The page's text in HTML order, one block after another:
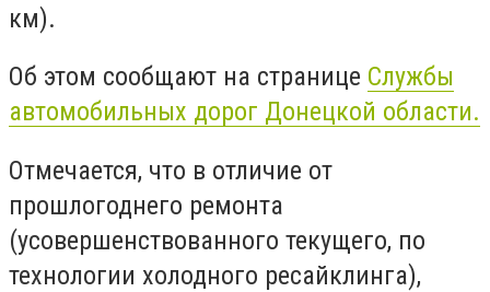
км).
Об этом сообщают на странице Службы
автомобильных дорог Донецкой области.
Отмечается, что в отличие от
прошлогоднего ремонта
(усовершенствованного текущего, по
технологии холодного ресайклинга),